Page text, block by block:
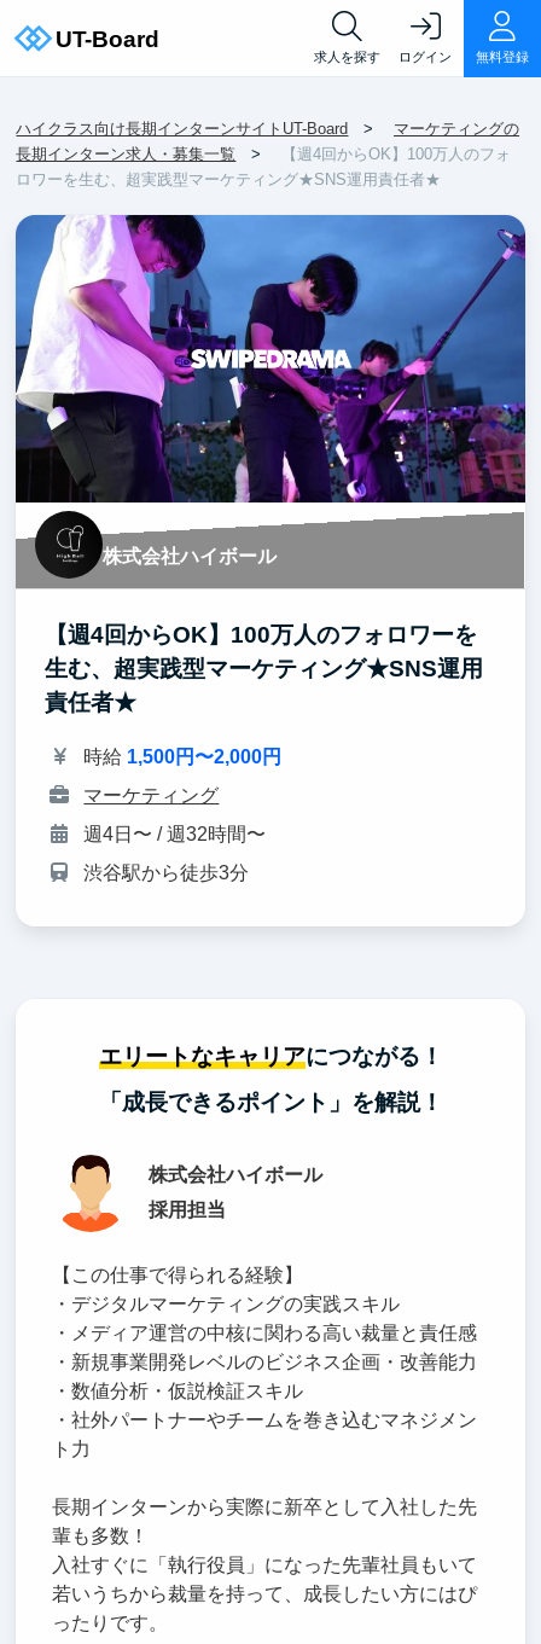
求人を探す ログイン 無料登録
ハイクラス向け長期インターンサイトUT-Board
マーケティングの
長期インターン求人・募集一覧
【週4回からOK】100万人のフォ
ロワーを生む、超実践型マーケティング★SNS運用責任者★
株式会社ハイボール
【週4回からOK】100万人のフォロワーを
生む、超実践型マーケティング★SNS運用
責任者★
時給 1,500円〜2,000円
マーケティング
週4日〜 / 週32時間〜
渋谷駅から徒歩3分
エリートなキャリアにつながる！
「成長できるポイント」を解説！
株式会社ハイボール
採用担当
【この仕事で得られる経験】
・デジタルマーケティングの実践スキル
・メディア運営の中核に関わる高い裁量と責任感
・新規事業開発レベルのビジネス企画・改善能力
・数値分析・仮説検証スキル
・社外パートナーやチームを巻き込むマネジメン
ト力
長期インターンから実際に新卒として入社した先
輩も多数！
入社すぐに「執行役員」になった先輩社員もいて
若いうちから裁量を持って、成長したい方にはぴ
ったりです。